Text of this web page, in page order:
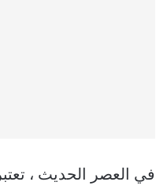
في العصر الحديث ،